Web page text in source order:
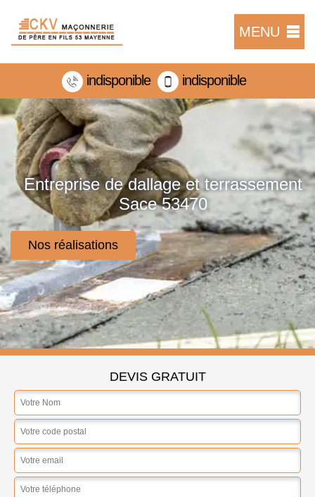
MENU
indisponible indisponible
Entreprise de dallage et terrassement
Sace 53470
Nos réalisations
DEVIS GRATUIT